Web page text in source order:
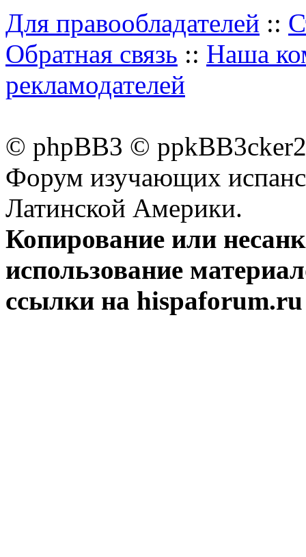
Для правообладателей ::
Обратная связь :: Наша
рекламодателей
© phpBB3 ©
Форум изучающих
Латинской Америки.
Копирование или
использование
ссылки на hispaforum.ru